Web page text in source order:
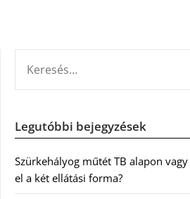
Legutóbbi bejegyzések
Szürkehályog műtét TB alapon
el a két ellátási forma?